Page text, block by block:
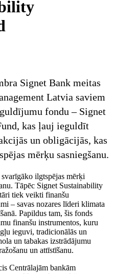
Signet Bank meitas
Latvia saviem
fondu – Signet
kas ļauj ieguldīt
un obligācijās, kas
mērķu sasniegšanu.
ilgtspējas mērķi
Tāpēc Signet Sustainability
tiek veikti finanšu
– savas nozares līderi klimata
Papildus tam, šis fonds
finanšu instrumentos, kuru
ieguvi, tradicionālās un
un tabakas izstrādājumu
un attīstīšanu.
Centrālajām bankām